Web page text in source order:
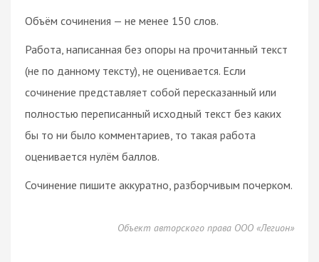
Объём сочинения — не менее 150 слов.
Работа, написанная без опоры на прочитанный текст
(не по данному тексту), не оценивается. Если
сочинение представляет собой пересказанный или
полностью переписанный исходный текст без каких
бы то ни было комментариев, то такая работа
оценивается нулём баллов.
Сочинение пишите аккуратно, разборчивым почерком.
Объект авторского права ООО «Легион»